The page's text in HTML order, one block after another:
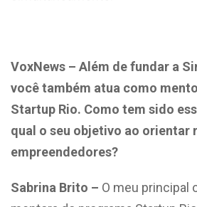
VoxNews – Além de fundar a
você também atua como
Startup Rio. Como tem sido
qual o seu objetivo ao orientar
empreendedores?
Sabrina Brito – O meu principal